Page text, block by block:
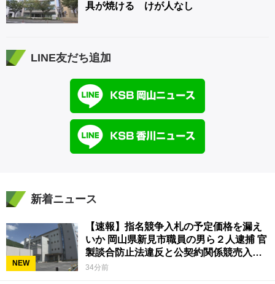
具が焼ける けが人なし
LINE友だち追加
新着ニュース
NEW
【速報】指名競争入札の予定価格を漏え
いか 岡山県新見市職員の男ら２人逮捕 官
製談合防止法違反と公契約関係競売入札
妨害の疑い
34分前